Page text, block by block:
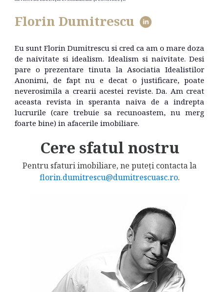
Florin Dumitrescu
Eu sunt Florin Dumitrescu si cred ca am o mare doza
de naivitate si idealism. Idealism si naivitate. Desi
pare o prezentare tinuta la Asociatia Idealistilor
Anonimi, de fapt nu e decat o justificare, poate
neverosimila a crearii acestei reviste. Da. Am creat
aceasta revista in speranta naiva de a indrepta
lucrurile (care trebuie sa recunoastem, nu merg
foarte bine) in afacerile imobiliare.
Cere sfatul nostru
Pentru sfaturi imobiliare, ne puteți contacta la
florin.dumitrescu@dumitrescuasc.ro.